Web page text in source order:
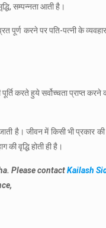
सम्पन्नता आती है।
पूर्ण करने पर पति-पत्नी के
करते हुये सर्वोच्चता प्राप्त
है। जीवन में किसी भी प्रकार
वृद्धि होती ही है।
Please contactKailash